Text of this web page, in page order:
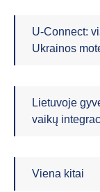
U-Connect:
Ukrainos
Lietuvoje
vaikų
Viena kitai